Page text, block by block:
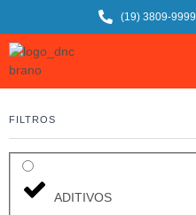
(19) 3809-9999
FILTROS
ADITIVOS